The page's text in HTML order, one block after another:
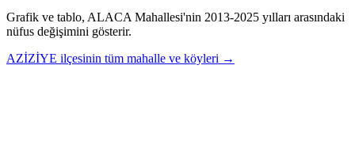
Grafik ve tablo, ALACA Mahallesi'nin 2013-2025 yılları arasındaki
nüfus değişimini gösterir.
AZİZİYE ilçesinin tüm mahalle ve köyleri →